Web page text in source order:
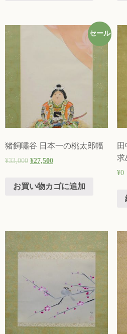
セール
猪飼嘯谷 日本一の桃太郎幅
¥33,000 ¥27,500
お買い物カゴに追加
求
¥0